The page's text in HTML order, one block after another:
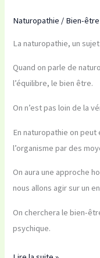
Naturopathie / Bien-
La naturopathie, un
Quand on parle de
l’équilibre, le bien être.
On n’est pas loin de la
En naturopathie on
l’organisme par des
On aura une approche
nous allons agir sur un
On cherchera le bien-
psychique.